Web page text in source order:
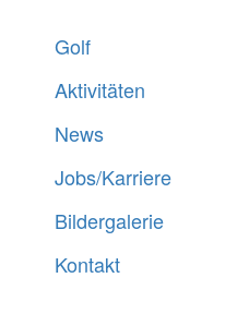
Golf
Aktivitäten
News
Jobs/Karriere
Bildergalerie
Kontakt